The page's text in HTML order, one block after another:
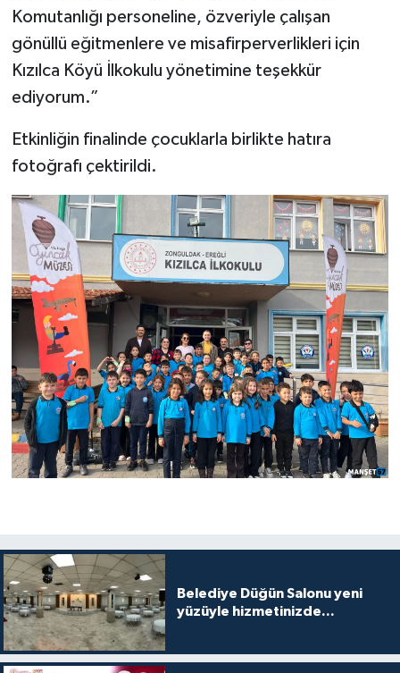
Komutanlığı personeline, özveriyle çalışan
gönüllü eğitmenlere ve misafirperverlikleri için
Kızılca Köyü İlkokulu yönetimine teşekkür
ediyorum.”
Etkinliğin finalinde çocuklarla birlikte hatıra
fotoğrafı çektirildi.
Belediye Düğün Salonu yeni
yüzüyle hizmetinizde...